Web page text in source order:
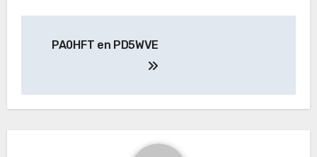
PA0HFT en PD5WVE